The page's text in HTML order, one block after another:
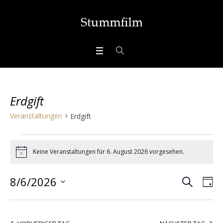
Erdgift
Veranstaltungen Erdgift
Veranstaltungen
für
6.
August
HinweisKeine Veranstaltungen für 6. August 2026 vorgesehen.
Suche
SUCHE
8/6/2026